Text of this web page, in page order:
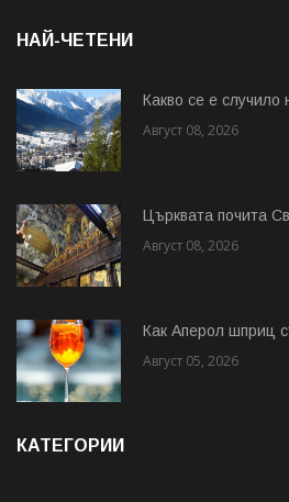
НАЙ-ЧЕТЕНИ
Какво се е случило
Август 08, 2026
Църквата почита
Август 08, 2026
Как Аперол шприц
Август 05, 2026
КАТЕГОРИИ